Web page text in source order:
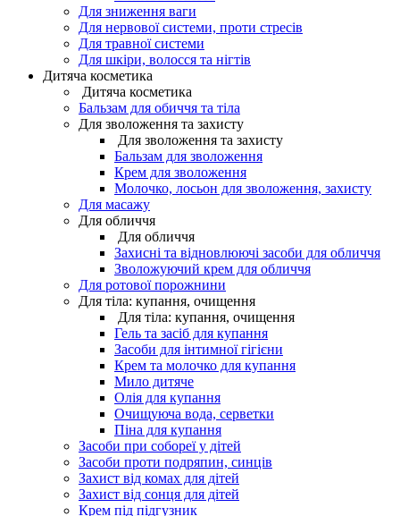
Для зниження ваги
Для нервової системи, проти стресів
Для травної системи
Для шкіри, волосся та нігтів
Дитяча косметика
Дитяча косметика
Бальзам для обиччя та тіла
Для зволоження та захисту
Для зволоження та захисту
Бальзам для зволоження
Крем для зволоження
Молочко, лосьон для зволоження, захисту
Для масажу
Для обличчя
Для обличчя
Захисні та відновлюючі засоби для обличчя
Зволожуючий крем для обличчя
Для ротової порожнини
Для тіла: купання, очищення
Для тіла: купання, очищення
Гель та засіб для купання
Засоби для інтимної гігієни
Крем та молочко для купання
Мило дитяче
Олія для купання
Очищуюча вода, серветки
Піна для купання
Засоби при собореї у дітей
Засоби проти подряпин, синців
Захист від комах для дітей
Захист від сонця для дітей
Крем під підгузник